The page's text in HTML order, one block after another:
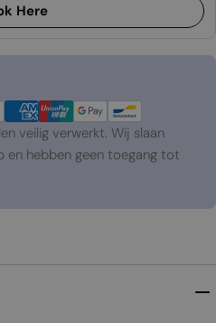
Here
veilig verwerkt. Wij slaan
en hebben geen toegang tot